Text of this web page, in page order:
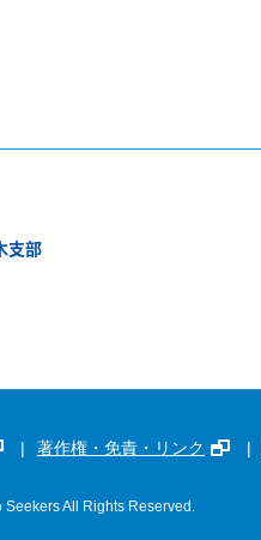
支部
著作権・免責・リンク
All Rights Reserved.